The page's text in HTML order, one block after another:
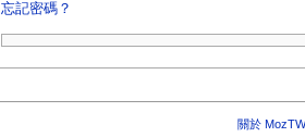
忘記密碼？
關於